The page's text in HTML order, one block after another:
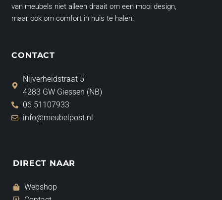
van meubels niet alleen draait om een mooi design,
maar ook om comfort in huis te halen.
CONTACT
Nijverheidstraat 5
4283 GW Giessen (NB)
06 51107933
info@meubelpost.nl
DIRECT NAAR
Webshop